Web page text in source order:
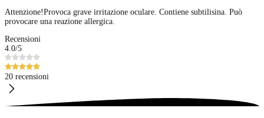
Attenzione!Provoca grave irritazione oculare. Contiene subtilisina. Può
provocare una reazione allergica.
Recensioni
4.0/5
20 recensioni